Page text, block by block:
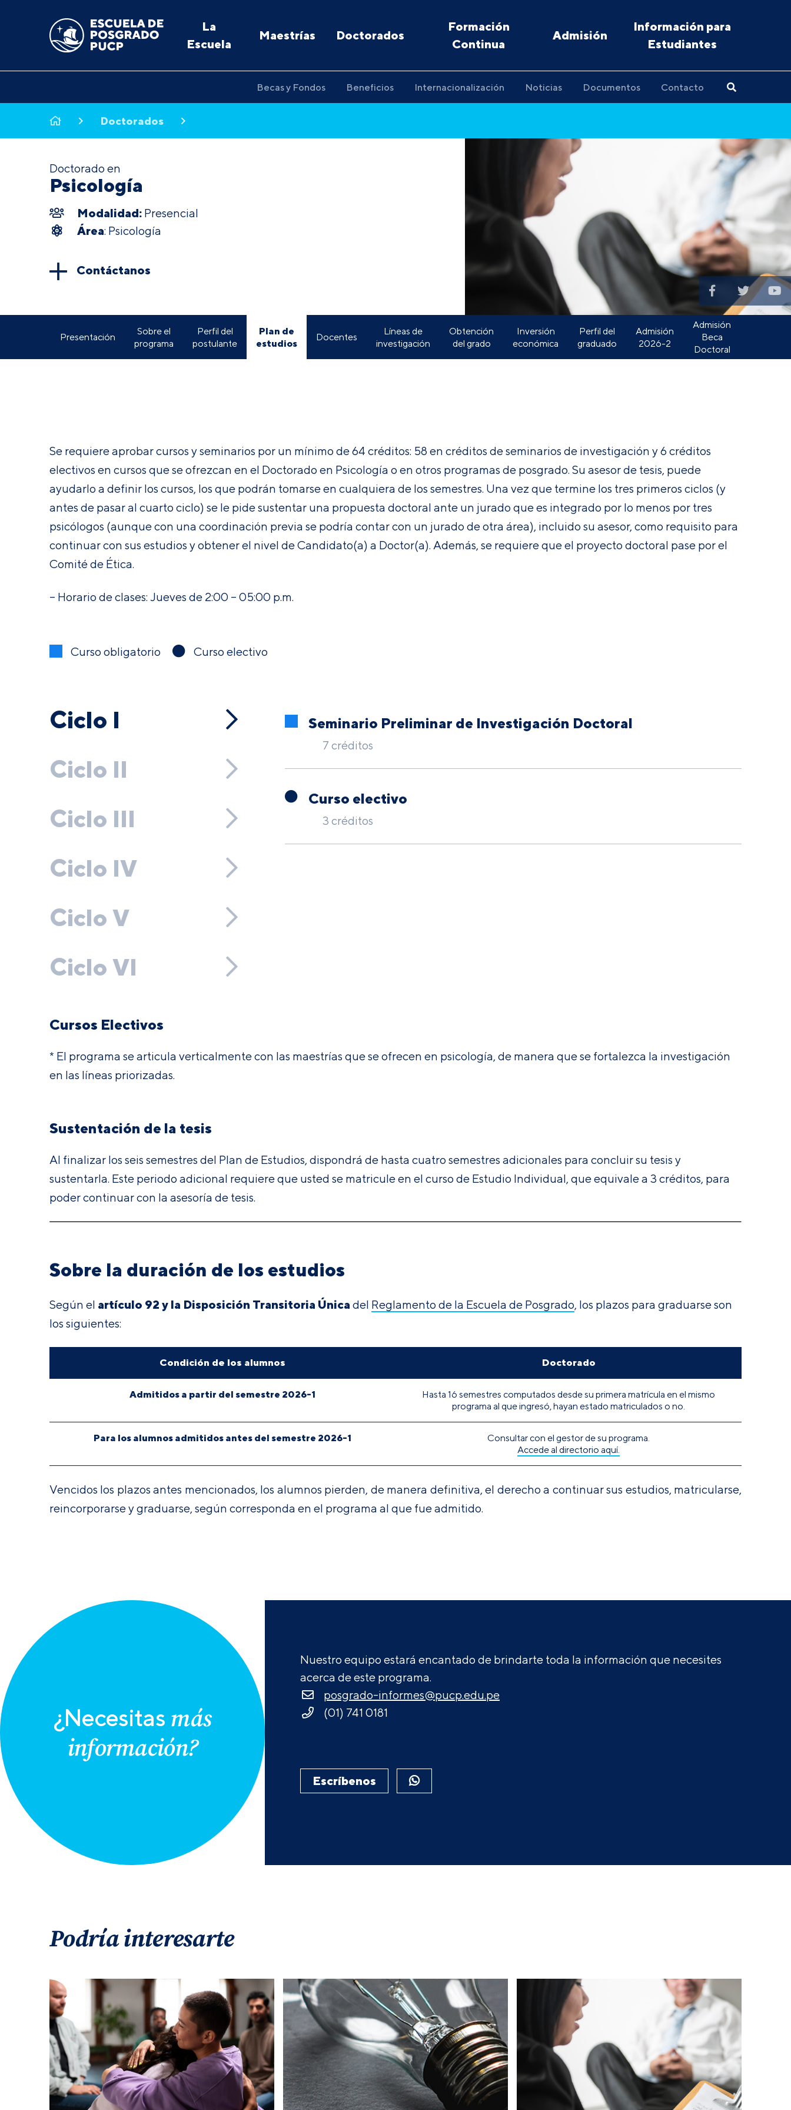
La
Escuela
Maestrías Doctorados
Formación
Continua
Admisión
Información para
Estudiantes
Becas y Fondos Beneficios Internacionalización Noticias Documentos Contacto
Doctorados
Doctorado en
Psicología
Modalidad: Presencial
Área: Psicología
Contáctanos
Presentación
Sobre el
programa
Perfil del
postulante
Plan de
estudios
Docentes
Líneas de
investigación
Obtención
del grado
Inversión
económica
Perfil del
graduado
Admisión
2026-2
Admisión
Beca
Doctoral
Se requiere aprobar cursos y seminarios por un mínimo de 64 créditos: 58 en créditos de seminarios de investigación y 6 créditos
electivos en cursos que se ofrezcan en el Doctorado en Psicología o en otros programas de posgrado. Su asesor de tesis, puede
ayudarlo a definir los cursos, los que podrán tomarse en cualquiera de los semestres. Una vez que termine los tres primeros ciclos (y
antes de pasar al cuarto ciclo) se le pide sustentar una propuesta doctoral ante un jurado que es integrado por lo menos por tres
psicólogos (aunque con una coordinación previa se podría contar con un jurado de otra área), incluido su asesor, como requisito para
continuar con sus estudios y obtener el nivel de Candidato(a) a Doctor(a). Además, se requiere que el proyecto doctoral pase por el
Comité de Ética.
– Horario de clases: Jueves de 2:00 – 05:00 p.m.
Curso obligatorio Curso electivo
Ciclo I
Ciclo II
Ciclo III
Ciclo IV
Ciclo V
Ciclo VI
Seminario Preliminar de Investigación Doctoral
7 créditos
Curso electivo
3 créditos
Cursos Electivos
* El programa se articula verticalmente con las maestrías que se ofrecen en psicología, de manera que se fortalezca la investigación
en las líneas priorizadas.
Sustentación de la tesis
Al finalizar los seis semestres del Plan de Estudios, dispondrá de hasta cuatro semestres adicionales para concluir su tesis y
sustentarla. Este periodo adicional requiere que usted se matricule en el curso de Estudio Individual, que equivale a 3 créditos, para
poder continuar con la asesoría de tesis.
Sobre la duración de los estudios
Según el artículo 92 y la Disposición Transitoria Única del Reglamento de la Escuela de Posgrado, los plazos para graduarse son
los siguientes:
Condición de los alumnos Doctorado
Admitidos a partir del semestre 2026-1
Hasta 16 semestres computados desde su primera matrícula en el mismo
programa al que ingresó, hayan estado matriculados o no.
Para los alumnos admitidos antes del semestre 2026-1
Consultar con el gestor de su programa.
Accede al directorio aquí.
Vencidos los plazos antes mencionados, los alumnos pierden, de manera definitiva, el derecho a continuar sus estudios, matricularse,
reincorporarse y graduarse, según corresponda en el programa al que fue admitido.
¿Necesitas más
información?
Nuestro equipo estará encantado de brindarte toda la información que necesites
acerca de este programa.
posgrado-informes@pucp.edu.pe
(01) 741 0181
Escríbenos
Podría interesarte